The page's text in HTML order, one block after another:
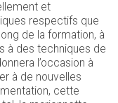
et
respectifs que
de la formation, à
à des techniques de
l’occasion à
à de nouvelles
cette